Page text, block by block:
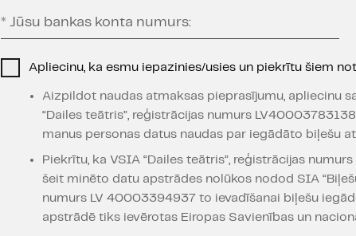
* Jūsu bankas konta numurs:
Apliecinu, ka esmu iepazinies/usies un piekrītu šiem
Aizpildot naudas atmaksas pieprasījumu, apliecinu
“Dailes teātris”, reģistrācijas numurs
manus personas datus naudas par iegādāto biļešu
Piekrītu, ka VSIA “Dailes teātris”, reģistrācijas
šeit minēto datu apstrādes nolūkos nodod SIA
numurs LV 40003394937 to ievadīšanai biļešu
apstrādē tiks ievērotas Eiropas Savienības un